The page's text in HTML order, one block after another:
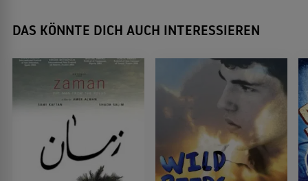
DAS KÖNNTE DICH AUCH INTERESSIEREN